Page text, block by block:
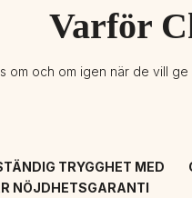
Varför
om och om igen när de vill
TRYGGHET MED
NÖJDHETSGARANTI